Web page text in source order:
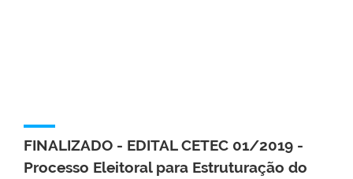
FINALIZADO - EDITAL CETEC 01/2019 -
Processo Eleitoral para Estruturação do